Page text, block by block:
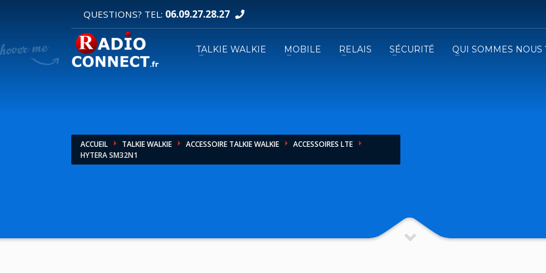
DEMANDE DE DEVIS
1 Sélectionnez vos produits.
QUESTIONS? TEL: 06.09.27.28.27
TALKIE WALKIE MOBILE RELAIS SÉCURITÉ QUI SOMMES NOUS
ACCUEIL TALKIE WALKIE ACCESSOIRE TALKIE WALKIE
ACCESSOIRES LTE
HYTERA SM32N1